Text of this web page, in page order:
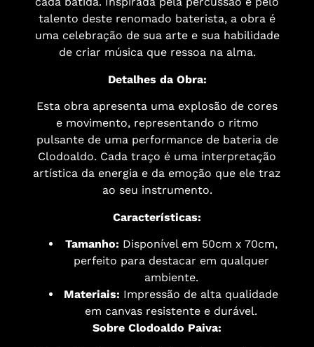
talento deste renomado baterista, a obra é
uma celebração de sua arte e sua habilidade
de criar música que ressoa na alma.
Detalhes da Obra:
Esta obra apresenta uma explosão de cores
e movimento, representando o ritmo
pulsante de uma performance de bateria de
Clodoaldo. Cada traço é uma interpretação
artística da energia e da emoção que ele traz
ao seu instrumento.
Características:
Tamanho: Disponível em 50cm x 70cm,
perfeito para destacar em qualquer
ambiente.
Materiais: Impressão de alta qualidade
em canvas resistente e durável.
Sobre Clodoaldo Paiva: